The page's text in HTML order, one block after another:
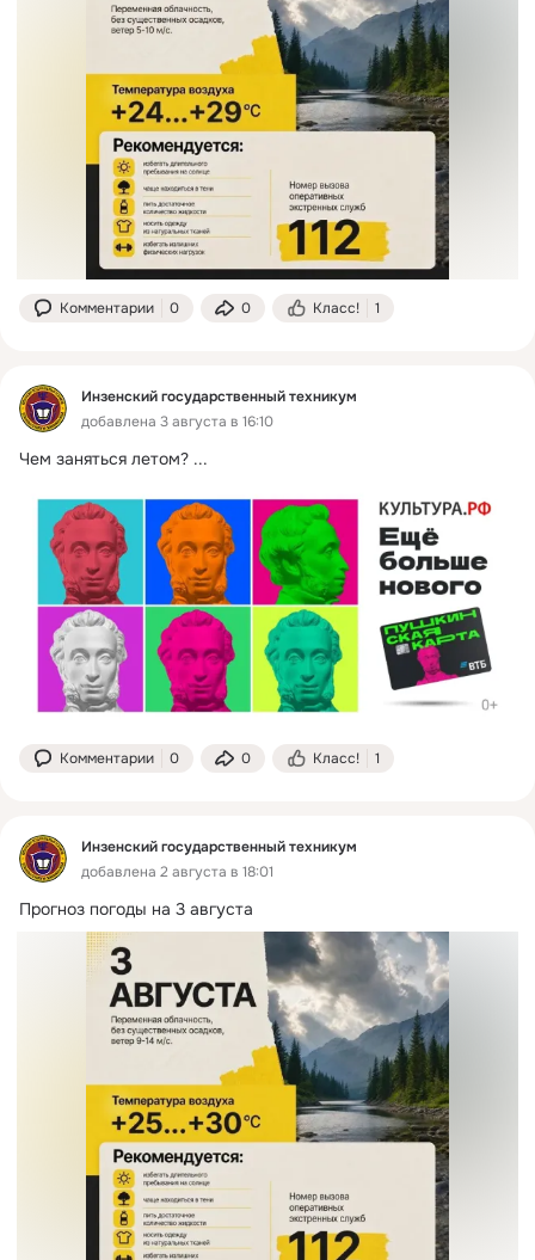
Комментарии 0 0 Класс! 1
Инзенский государственный техникум
добавлена 3 августа в 16:10
Чем заняться летом? ...
Комментарии 0 0 Класс! 1
Инзенский государственный техникум
добавлена 2 августа в 18:01
Прогноз погоды на 3 августа